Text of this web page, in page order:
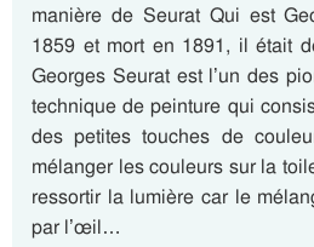
manière de Seurat Qui est
1859 et mort en 1891, il était
Georges Seurat est l’un des
technique de peinture qui
des petites touches de
mélanger les couleurs sur la
ressortir la lumière car le
par l’œil…